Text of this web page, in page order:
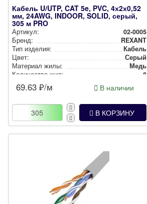
Кабель U/UTP, CAT 5e, PVC, 4х2х0,52
мм, 24AWG, INDOOR, SOLID, серый,
305 м PRO
Артикул:
02-0005
Бренд:
REXANT
Тип изделия:
Кабель
Цвет:
Серый
Материал жилы:
Медь
Количество жил:
8
Сечение жилы, мм2:
69.63 ₽/м В наличии
В КОРЗИНУ